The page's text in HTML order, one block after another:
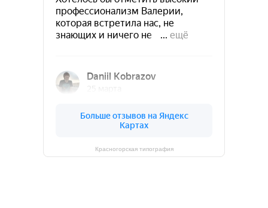
Красногорская типография